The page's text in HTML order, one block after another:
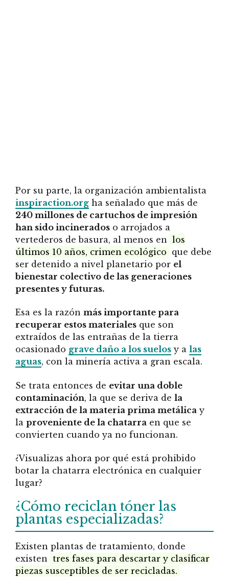
Por su parte, la organización ambientalista
inspiraction.org ha señalado que más de
240 millones de cartuchos de impresión
han sido incinerados o arrojados a
vertederos de basura, al menos en los
últimos 10 años, crimen ecológico que debe
ser detenido a nivel planetario por el
bienestar colectivo de las generaciones
presentes y futuras.
Esa es la razón más importante para
recuperar estos materiales que son
extraídos de las entrañas de la tierra
ocasionado grave daño a los suelos y a las
aguas, con la minería activa a gran escala.
Se trata entonces de evitar una doble
contaminación, la que se deriva de la
extracción de la materia prima metálica y
la proveniente de la chatarra en que se
convierten cuando ya no funcionan.
¿Visualizas ahora por qué está prohibido
botar la chatarra electrónica en cualquier
lugar?
¿Cómo reciclan tóner las
plantas especializadas?
Existen plantas de tratamiento, donde
existen tres fases para descartar y clasificar
piezas susceptibles de ser recicladas.